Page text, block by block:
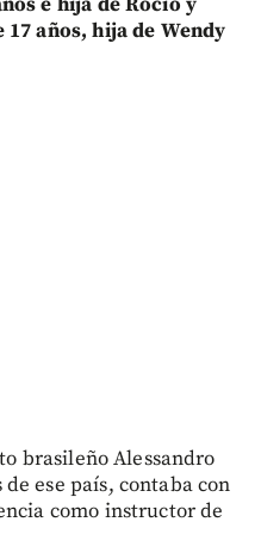
años, hija de Wendy
brasileño Alessandro
ese país, contaba con
como instructor de